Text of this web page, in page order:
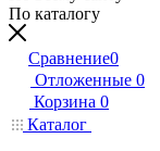
По каталогу
Сравнение0
Отложенные 0
Корзина 0
Каталог